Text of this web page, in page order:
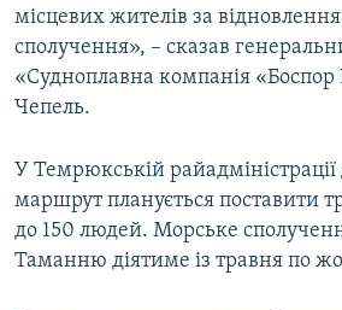
Усі сайти RFE/RL
місцевих жителів за
сполучення», – сказав
«Судноплавна компанія
Чепель.
У Темрюкській
маршрут планується поставити
до 150 людей. Морське
Таманню діятиме із травня по